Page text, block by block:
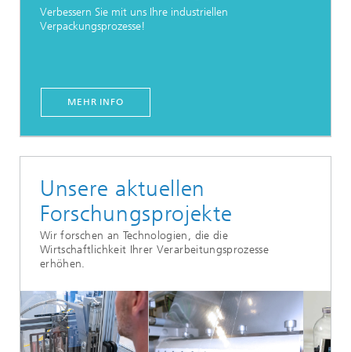
Verbessern Sie mit uns Ihre industriellen
Verpackungsprozesse!
MEHR INFO
Unsere aktuellen
Forschungsprojekte
Wir forschen an Technologien, die die
Wirtschaftlichkeit Ihrer Verarbeitungsprozesse
erhöhen.